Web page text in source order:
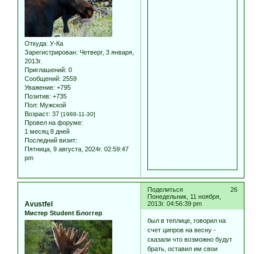
Откуда: У-Ка
Зарегистрирован: Четверг, 3 января,
2013г.
Приглашений: 0
Сообщений: 2559
Уважение: +795
Позитив: +735
Пол: Мужской
Возраст: 37 [1988-11-30]
Провел на форуме:
1 месяц 8 дней
Последний визит:
Пятница, 9 августа, 2024г. 02:59:47
pm
Поделиться
26
Понедельник, 11 ноября,
2013г. 04:56:39 pm
Avustfel
Мистер Student Блоггер
был в теплице, говорил на
счет ципров на весну -
сказали что возможно будут
брать, оставил им свои